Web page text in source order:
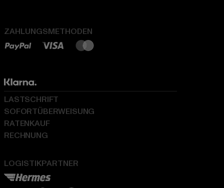
ZAHLUNGSMETHODEN
LOGISTIKPARTNER
LASTSCHRIFT
SOFORTÜBERWEISUNG
RATENKAUF
RECHNUNG